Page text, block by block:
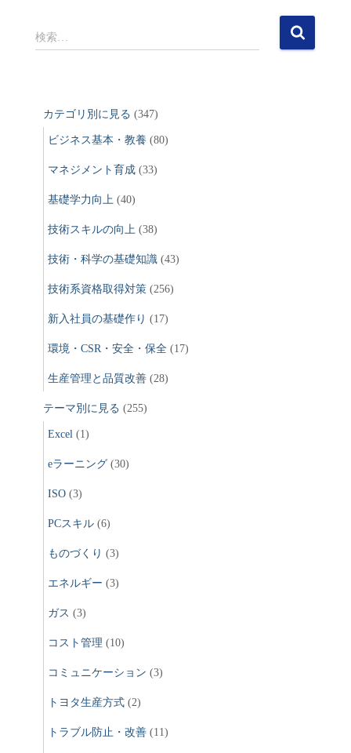
検
索
検索…
カテゴリ別に見る (347)
ビジネス基本・教養 (80)
マネジメント育成 (33)
基礎学力向上 (40)
技術スキルの向上 (38)
技術・科学の基礎知識 (43)
技術系資格取得対策 (256)
新入社員の基礎作り (17)
環境・CSR・安全・保全 (17)
生産管理と品質改善 (28)
テーマ別に見る (255)
Excel (1)
eラーニング (30)
ISO (3)
PCスキル (6)
ものづくり (3)
エネルギー (3)
ガス (3)
コスト管理 (10)
コミュニケーション (3)
トヨタ生産方式 (2)
トラブル防止・改善 (11)